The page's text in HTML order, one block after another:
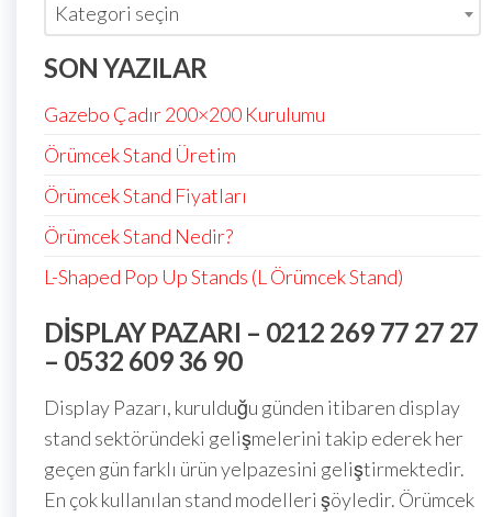
Kategori seçin
SON YAZILAR
Gazebo Çadır 200×200 Kurulumu
Örümcek Stand Üretim
Örümcek Stand Fiyatları
Örümcek Stand Nedir?
L-Shaped Pop Up Stands (L Örümcek Stand)
DISPLAY PAZARI – 0212 269 77 27 27
– 0532 609 36 90
Display Pazarı, kurulduğu günden itibaren display
stand sektöründeki gelişmelerini takip ederek her
geçen gün farklı ürün yelpazesini geliştirmektedir.
En çok kullanılan stand modelleri şöyledir. Örümcek